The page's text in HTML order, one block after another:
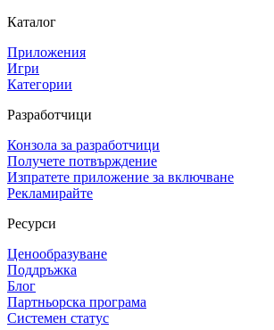
Каталог
Приложения
Игри
Категории
Разработчици
Конзола за разработчици
Получете потвърждение
Изпратете приложение за включване
Рекламирайте
Ресурси
Ценообразуване
Поддръжка
Блог
Партньорска програма
Системен статус